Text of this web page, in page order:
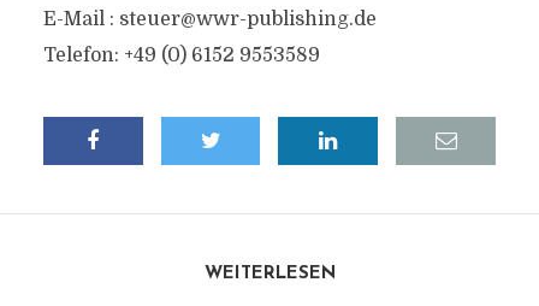
E-Mail : steuer@wwr-publishing.de
Telefon: +49 (0) 6152 9553589
WEITERLESEN